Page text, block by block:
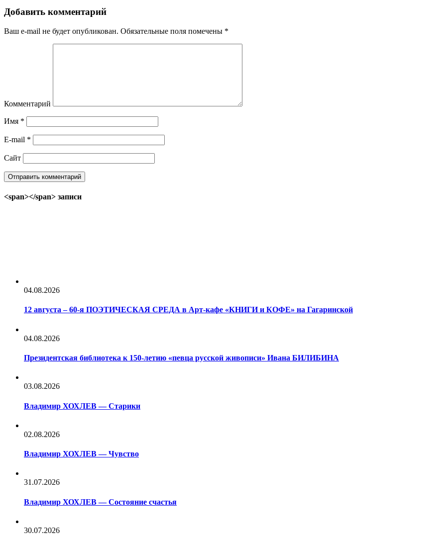
Добавить комментарий
Ваш e-mail не будет опубликован. Обязательные поля помечены *
Комментарий
Имя *
E-mail *
Сайт
<span></span> записи
04.08.2026
12 августа – 60-я ПОЭТИЧЕСКАЯ СРЕДА в Арт-кафе «КНИГИ и КОФЕ» на Гагаринской
04.08.2026
Президентская библиотека к 150-летию «певца русской живописи» Ивана БИЛИБИНА
03.08.2026
Владимир ХОХЛЕВ — Старики
02.08.2026
Владимир ХОХЛЕВ — Чувство
31.07.2026
Владимир ХОХЛЕВ — Состояние счастья
30.07.2026